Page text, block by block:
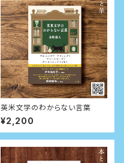
英米文学のわからない言葉
¥2,200